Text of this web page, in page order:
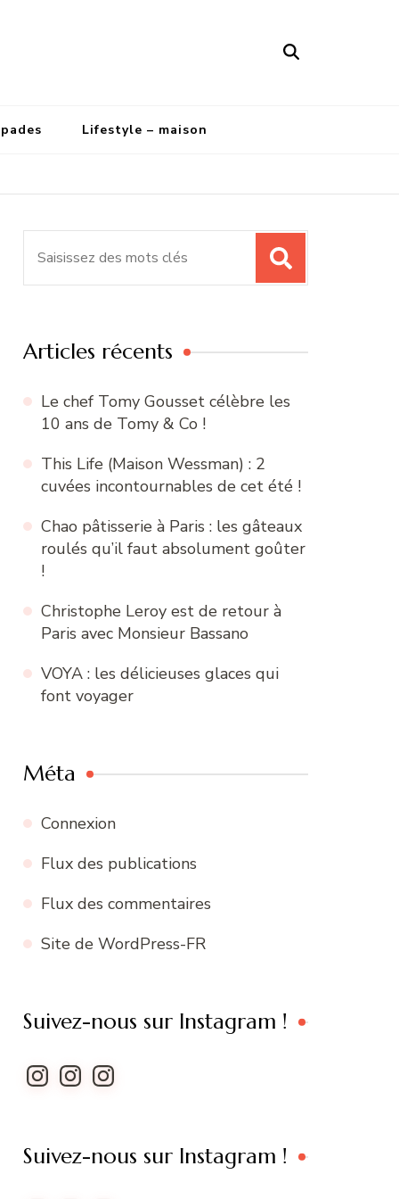
Lifestyle – maison
Articles récents
Le chef Tomy Gousset célèbre les
10 ans de Tomy & Co !
This Life (Maison Wessman) : 2
cuvées incontournables de cet été !
Chao pâtisserie à Paris : les gâteaux
roulés qu’il faut absolument goûter
!
Christophe Leroy est de retour à
Paris avec Monsieur Bassano
VOYA : les délicieuses glaces qui
font voyager
Méta
Connexion
Flux des publications
Flux des commentaires
Site de WordPress-FR
Suivez-nous sur Instagram !
Instagram
InstagramInstagram
Suivez-nous sur Instagram !